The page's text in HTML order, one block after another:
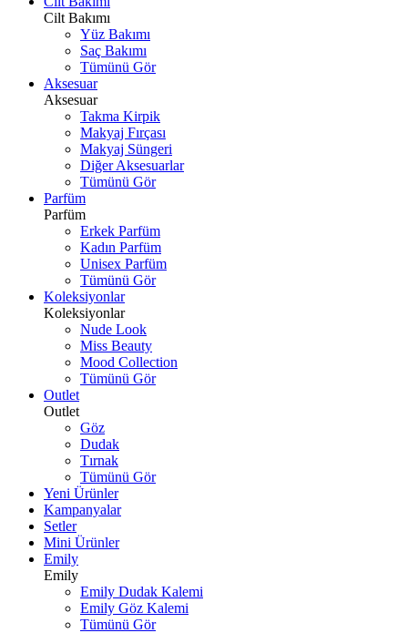
Cilt Bakımı
Yüz Bakımı
Saç Bakımı
Tümünü Gör
Aksesuar
Aksesuar
Takma Kirpik
Makyaj Fırçası
Makyaj Süngeri
Diğer Aksesuarlar
Tümünü Gör
Parfüm
Parfüm
Erkek Parfüm
Kadın Parfüm
Unisex Parfüm
Tümünü Gör
Koleksiyonlar
Koleksiyonlar
Nude Look
Miss Beauty
Mood Collection
Tümünü Gör
Outlet
Outlet
Göz
Dudak
Tırnak
Tümünü Gör
Yeni Ürünler
Kampanyalar
Setler
Mini Ürünler
Emily
Emily
Emily Dudak Kalemi
Emily Göz Kalemi
Tümünü Gör